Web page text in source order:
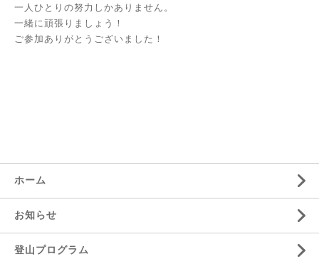
一人ひとりの努力しかありません。
一緒に頑張りましょう！
ご参加ありがとうございました！
ホーム
お知らせ
登山プログラム